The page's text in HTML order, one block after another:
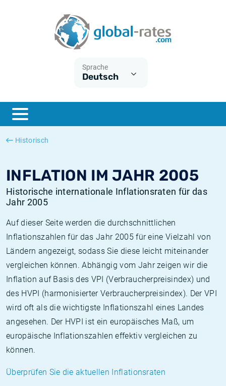
Sprache
Deutsch
Historisch
INFLATION IM JAHR 2005
Historische internationale Inflationsraten für das
Jahr 2005
Auf dieser Seite werden die durchschnittlichen
Inflationszahlen für das Jahr 2005 für eine Vielzahl von
Ländern angezeigt, sodass Sie diese leicht miteinander
vergleichen können. Abhängig vom Jahr zeigen wir die
Inflation auf Basis des VPI (Verbraucherpreisindex) und
des HVPI (harmonisierter Verbraucherpreisindex). Der VPI
wird oft als die wichtigste Inflationszahl eines Landes
angesehen. Der HVPI ist ein europäisches Maß, um
europäische Inflationszahlen effektiv vergleichen zu
können.
Überprüfen Sie die aktuellen Inflationsraten
ESTER
SONIA
Was ist die VPI-Inflation?
Was ist die HVPI-Inflation?
Deutsche inflation
Europäische inflation
Historische Euribor-Sätze
Historische ESTER-Sätze
Historische SOFR-Sätze
Historische SONIA-Sätze
Inflationsrechner